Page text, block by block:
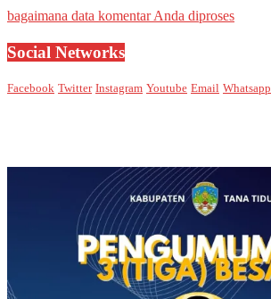
bagaimana data komentar Anda diproses
Social Networks
Facebook Twitter Instagram Youtube Email Whatsapp